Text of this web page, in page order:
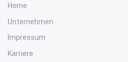
Home
Unternehmen
Impressum
Karriere